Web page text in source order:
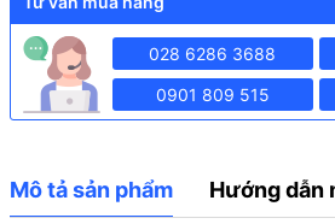
028 6286 3688
0901 809 515
Mô tả sản phẩm Hướng dẫn